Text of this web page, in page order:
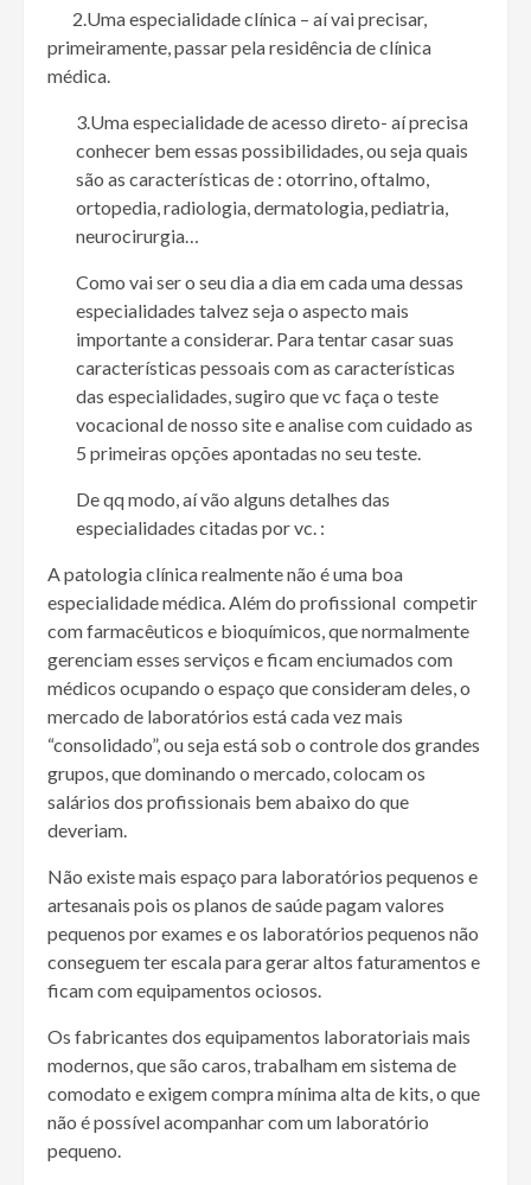
2.Uma especialidade clínica – aí vai precisar,
primeiramente, passar pela residência de clínica
médica.
3.Uma especialidade de acesso direto- aí precisa
conhecer bem essas possibilidades, ou seja quais
são as características de : otorrino, oftalmo,
ortopedia, radiologia, dermatologia, pediatria,
neurocirurgia…
Como vai ser o seu dia a dia em cada uma dessas
especialidades talvez seja o aspecto mais
importante a considerar. Para tentar casar suas
características pessoais com as características
das especialidades, sugiro que vc faça o teste
vocacional de nosso site e analise com cuidado as
5 primeiras opções apontadas no seu teste.
De qq modo, aí vão alguns detalhes das
especialidades citadas por vc. :
A patologia clínica realmente não é uma boa
especialidade médica. Além do profissional competir
com farmacêuticos e bioquímicos, que normalmente
gerenciam esses serviços e ficam enciumados com
médicos ocupando o espaço que consideram deles, o
mercado de laboratórios está cada vez mais
“consolidado”, ou seja está sob o controle dos grandes
grupos, que dominando o mercado, colocam os
salários dos profissionais bem abaixo do que
deveriam.
Não existe mais espaço para laboratórios pequenos e
artesanais pois os planos de saúde pagam valores
pequenos por exames e os laboratórios pequenos não
conseguem ter escala para gerar altos faturamentos e
ficam com equipamentos ociosos.
Os fabricantes dos equipamentos laboratoriais mais
modernos, que são caros, trabalham em sistema de
comodato e exigem compra mínima alta de kits, o que
não é possível acompanhar com um laboratório
pequeno.